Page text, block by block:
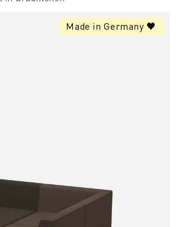
Made in Germany 🖤